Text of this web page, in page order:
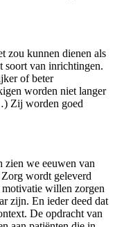
zou kunnen dienen als
soort van inrichtingen.
of beter
worden niet langer
Zij worden goed
zien we eeuwen van
wordt geleverd
willen zorgen
zijn. En ieder deed dat
De opdracht van